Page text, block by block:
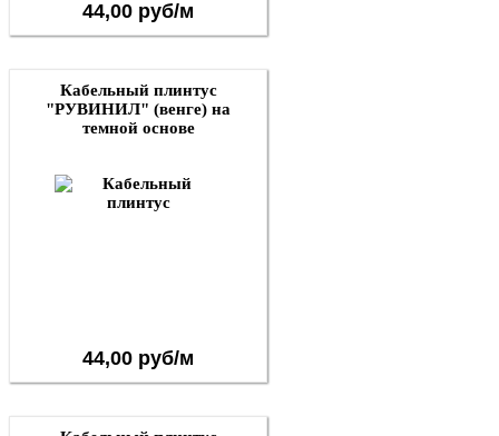
44,00 руб/м
Кабельный плинтус
"РУВИНИЛ" (венге) на
темной основе
44,00 руб/м